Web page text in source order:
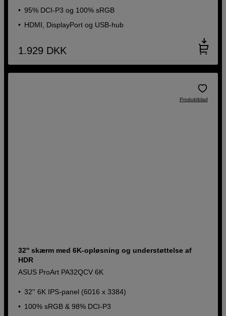
95% DCI-P3 og 100% sRGB
HDMI, DisplayPort og USB-hub
1.929 DKK
Produktblad
32'' skærm med 6K-opløsning og understøttelse af
HDR
ASUS ProArt PA32QCV 6K
32'' 6K IPS-panel (6016 x 3384)
100% sRGB & 98% DCI-P3